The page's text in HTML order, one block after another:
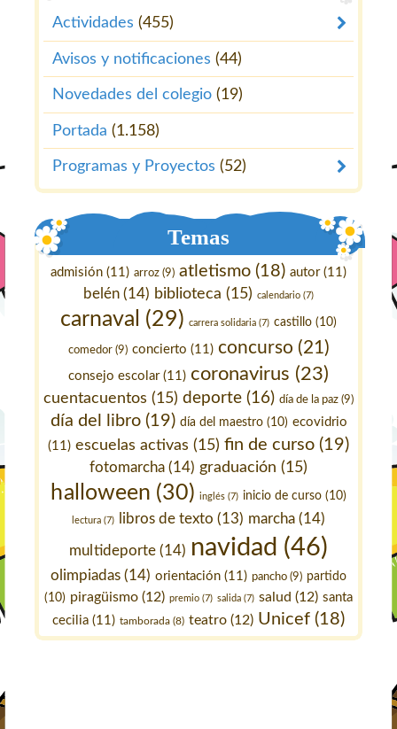
Actividades (455)
Avisos y notificaciones (44)
Novedades del colegio (19)
Portada (1.158)
Programas y Proyectos (52)
Temas
admisión (11) arroz (9) atletismo (18) autor(11)
belén (14) biblioteca (15) calendario (7)
carnaval (29) carrera solidaria (7) castillo (10)
comedor(9) concierto (11) concurso (21)
consejo escolar(11) coronavirus (23)
cuentacuentos (15) deporte (16) día de la paz (9)
día del libro(19) día del maestro(10) ecovidrio
(11) escuelas activas (15) fin de curso (19)
fotomarcha (14) graduación (15)
halloween (30) inglés(7) inicio de curso(10)
lectura (7) libros de texto (13) marcha (14)
multideporte(14) navidad (46)
olimpiadas (14) orientación (11) pancho (9) partido
(10) piragüismo (12) premio (7) salida (7) salud (12) santa
cecilia (11) tamborada (8) teatro (12) Unicef (18)